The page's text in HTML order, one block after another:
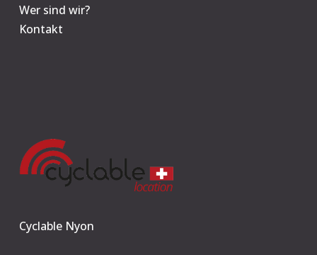
Wer sind wir?
Kontakt
Cyclable Nyon